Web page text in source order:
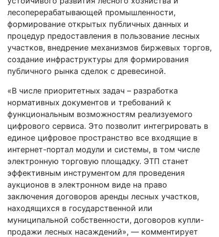
лесоперерабатывающей промышленности,
формирование открытых публичных данных и
процедур предоставления в пользование лесных
участков, внедрение механизмов биржевых торгов,
создание инфраструктуры для формирования
публичного рынка сделок с древесиной.
«В числе приоритетных задач – разработка
нормативных документов и требований к
функциональным возможностям реализуемого
цифрового сервиса. Это позволит интегрировать в
единое цифровое пространство все входящие в
интернет-портал модули и системы, в том числе
электронную торговую площадку. ЭТП станет
эффективным инструментом для проведения
аукционов в электронном виде на право
заключения договоров аренды лесных участков,
находящихся в государственной или
муниципальной собственности, договоров купли-
продажи лесных насаждений», — комментирует